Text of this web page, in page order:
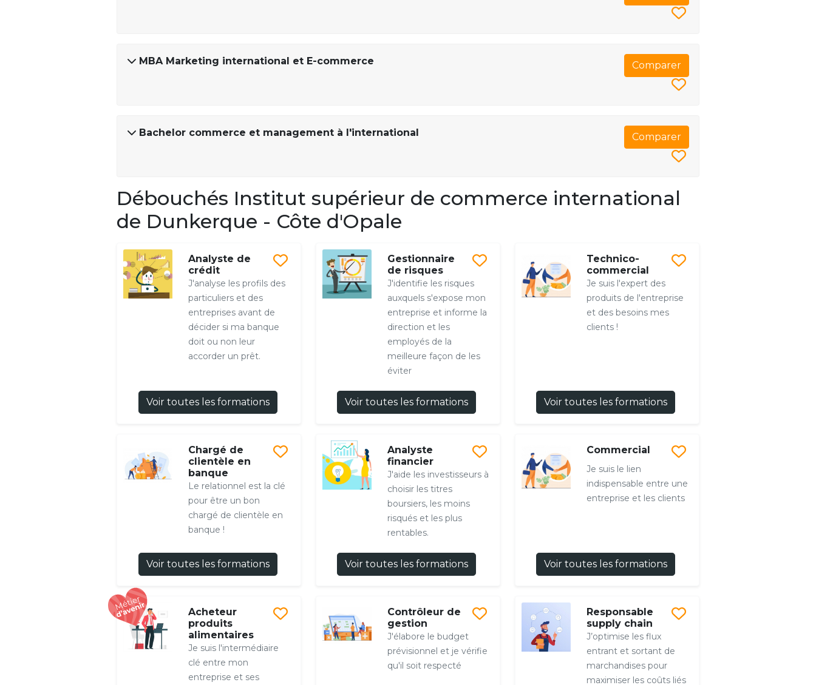
MBA Marketing international et E-commerce Comparer
Bachelor commerce et management à l'international Comparer
Débouchés Institut supérieur de commerce international
de Dunkerque - Côte d'Opale
Analyste de
crédit
J'analyse les profils des
particuliers et des
entreprises avant de
décider si ma banque
doit ou non leur
accorder un prêt.
Voir toutes les formations
Gestionnaire
de risques
J'identifie les risques
auxquels s'expose mon
entreprise et informe la
direction et les
employés de la
meilleure façon de les
éviter
Voir toutes les formations
Technico-
commercial
Je suis l'expert des
produits de l'entreprise
et des besoins mes
clients !
Voir toutes les formations
Chargé de
clientèle en
banque
Le relationnel est la clé
pour être un bon
chargé de clientèle en
banque !
Voir toutes les formations
Analyste
financier
J'aide les investisseurs à
choisir les titres
boursiers, les moins
risqués et les plus
rentables.
Voir toutes les formations
Commercial
Je suis le lien
indispensable entre une
entreprise et les clients
Voir toutes les formations
Acheteur
produits
alimentaires
Je suis l'intermédiaire
clé entre mon
entreprise et ses
Contrôleur de
gestion
J'élabore le budget
prévisionnel et je vérifie
qu'il soit respecté
Responsable
supply chain
J’optimise les flux
entrant et sortant de
marchandises pour
maximiser les coûts liés